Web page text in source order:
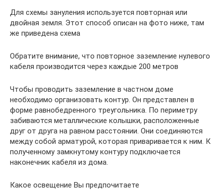
Для схемы зануления используется повторная или
двойная земля. Этот способ описан на фото ниже, там
же приведена схема
Обратите внимание, что повторное заземление нулевого
кабеля производится через каждые 200 метров
Чтобы проводить заземление в частном доме
необходимо организовать контур. Он представлен в
форме равнобедренного треугольника. По периметру
забиваются металлические колышки, расположенные
друг от друга на равном расстоянии. Они соединяются
между собой арматурой, которая приваривается к ним. К
полученному замкнутому контуру подключается
наконечник кабеля из дома.
Какое освещение Вы предпочитаете